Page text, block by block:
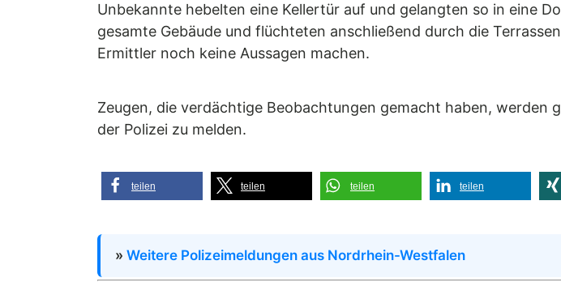
Unbekannte hebelten eine Kellertür auf und gelangten so in eine
gesamte Gebäude und flüchteten anschließend durch die
Ermittler noch keine Aussagen machen.
Zeugen, die verdächtige Beobachtungen gemacht haben, werden
der Polizei zu melden.
teilen teilen teilen teilen
» Weitere Polizeimeldungen aus Nordrhein-Westfalen